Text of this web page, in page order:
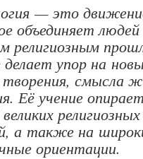
— это
объединяет людей
религиозным
упор на
творения, смысла
Её учение
религиозных
а также на
ориентации.